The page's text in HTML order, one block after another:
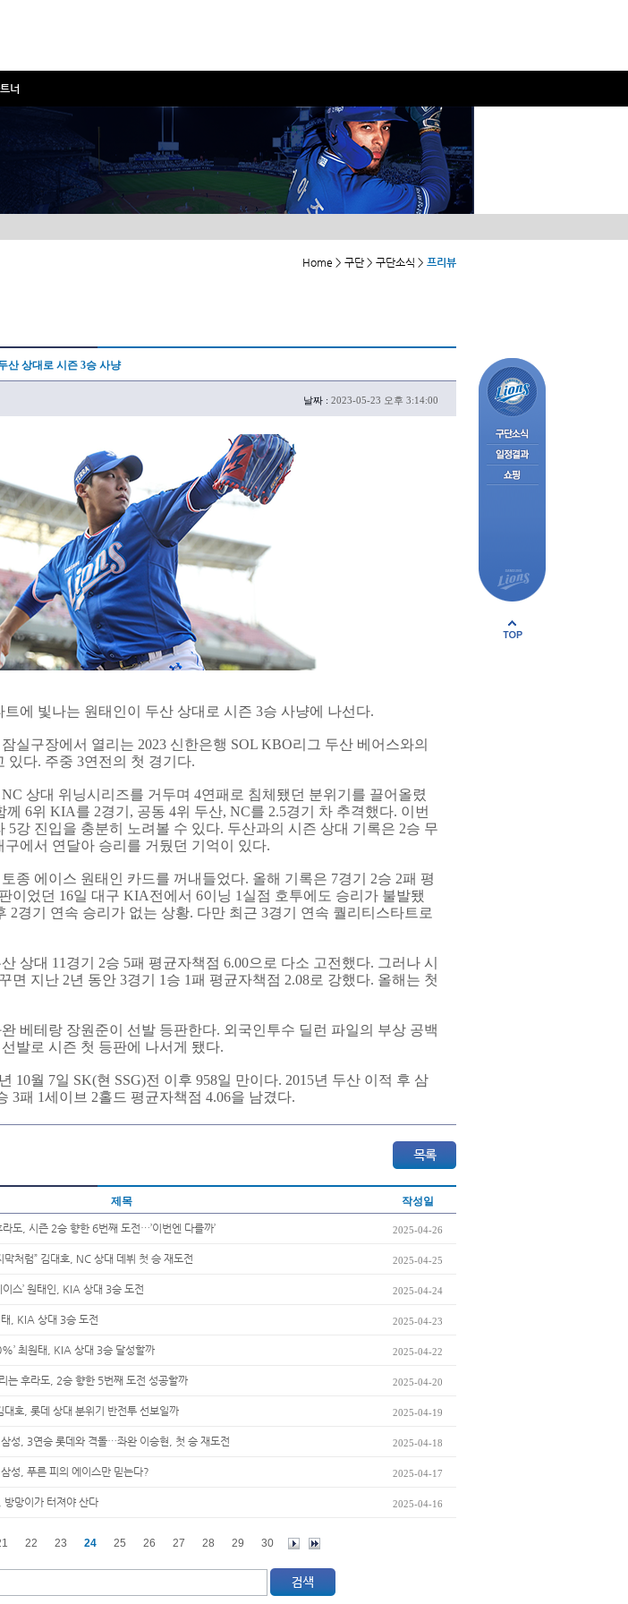
너
Home > 구단 > 구단소식 > 프리뷰
산 상대로 시즌 3승 사냥
날짜 : 2023-05-23 오후 3:14:00
에 빛나는 원태인이 두산 상대로 시즌 3승 사냥에 나선다.
실구장에서 열리는 2023 신한은행 SOL KBO리그 두산 베어스와의
있다. 주중 3연전의 첫 경기다.
상대 위닝시리즈를 거두며 4연패로 침체됐던 분위기를 끌어올렸
께 6위 KIA를 2경기, 공동 4위 두산, NC를 2.5경기 차 추격했다. 이번
5강 진입을 충분히 노려볼 수 있다. 두산과의 시즌 상대 기록은 2승 무
구에서 연달아 승리를 거뒀던 기억이 있다.
종 에이스 원태인 카드를 꺼내들었다. 올해 기록은 7경기 2승 2패 평
이었던 16일 대구 KIA전에서 6이닝 1실점 호투에도 승리가 불발됐
2경기 연속 승리가 없는 상황. 다만 최근 3경기 연속 퀄리티스타트로
상대 11경기 2승 5패 평균자책점 6.00으로 다소 고전했다. 그러나 시
면 지난 2년 동안 3경기 1승 1패 평균자책점 2.08로 강했다. 올해는 첫
베테랑 장원준이 선발 등판한다. 외국인투수 딜런 파일의 부상 공백
발로 시즌 첫 등판에 나서게 됐다.
10월 7일 SK(현 SSG)전 이후 958일 만이다. 2015년 두산 이적 후 삼
3패 1세이브 2홀드 평균자책점 4.06을 남겼다.
제목 작성일
도, 시즌 2승 향한 6번째 도전…’이번엔 다를까’ 2025-04-26
처럼” 김대호, NC 상대 데뷔 첫 승 재도전 2025-04-25
스’ 원태인, KIA 상대 3승 도전 2025-04-24
, KIA 상대 3승 도전 2025-04-23
최원태, KIA 상대 3승 달성할까 2025-04-22
는 후라도, 2승 향한 5번째 도전 성공할까 2025-04-20
대호, 롯데 상대 분위기 반전투 선보일까 2025-04-19
삼성, 3연승 롯데와 격돌…좌완 이승현, 첫 승 재도전 2025-04-18
성, 푸른 피의 에이스만 믿는다? 2025-04-17
방망이가 터져야 산다 2025-04-16
22 23 24 25 26 27 28 29 30